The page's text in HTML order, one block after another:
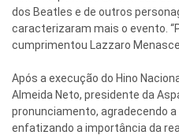
dos Beatles e de outros
caracterizaram mais o evento.
cumprimentou Lazzaro
Após a execução do Hino
Almeida Neto, presidente da
pronunciamento, agradecendo
enfatizando a importância da